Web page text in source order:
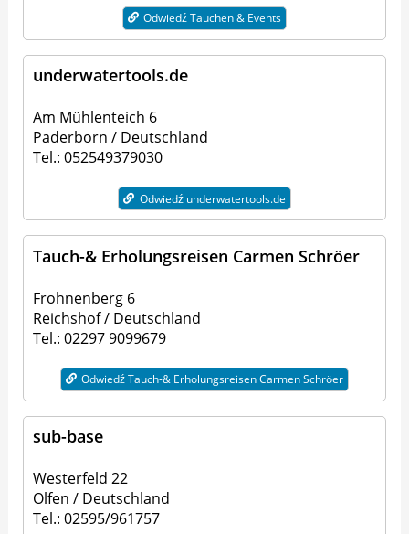
Odwiedź Tauchen & Events
underwatertools.de
Am Mühlenteich 6
Paderborn / Deutschland
Tel.: 052549379030
Odwiedź underwatertools.de
Tauch-& Erholungsreisen Carmen Schröer
Frohnenberg 6
Reichshof / Deutschland
Tel.: 02297 9099679
Odwiedź Tauch-& Erholungsreisen Carmen Schröer
sub-base
Westerfeld 22
Olfen / Deutschland
Tel.: 02595/961757